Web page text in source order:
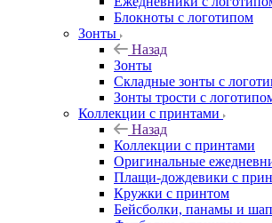
Блокноты с логотипом
Зонты
Назад
Зонты
Складные зонты с
Зонты трости с
Коллекции с принтами
Назад
Коллекции с принтами
Оригинальные
Плащи-дождевики с
Кружки с принтом
Бейсболки, панамы и